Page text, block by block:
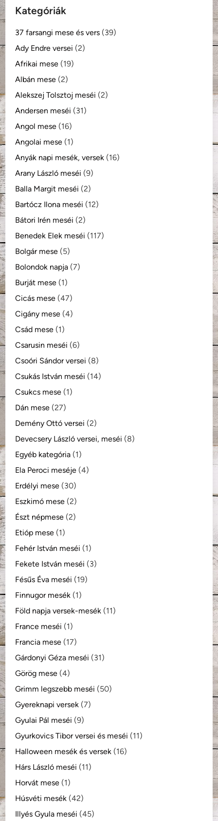
Kategóriák
37 farsangi mese és vers (39)
Ady Endre versei (2)
Afrikai mese (19)
Albán mese (2)
Alekszej Tolsztoj meséi (2)
Andersen meséi (31)
Angol mese (16)
Angolai mese (1)
Anyák napi mesék, versek (16)
Arany László meséi (9)
Balla Margit meséi (2)
Bartócz Ilona meséi (12)
Bátori Irén meséi (2)
Benedek Elek meséi (117)
Bolgár mese (5)
Bolondok napja (7)
Burját mese (1)
Cicás mese (47)
Cigány mese (4)
Csád mese (1)
Csarusin meséi (6)
Csoóri Sándor versei (8)
Csukás István meséi (14)
Csukcs mese (1)
Dán mese (27)
Demény Ottó versei (2)
Devecsery László versei, meséi (8)
Egyéb kategória (1)
Ela Peroci meséje (4)
Erdélyi mese (30)
Eszkimó mese (2)
Észt népmese (2)
Etióp mese (1)
Fehér István meséi (1)
Fekete István meséi (3)
Fésűs Éva meséi (19)
Finnugor mesék (1)
Föld napja versek-mesék (11)
France meséi (1)
Francia mese (17)
Gárdonyi Géza meséi (31)
Görög mese (4)
Grimm legszebb meséi (50)
Gyereknapi versek (7)
Gyulai Pál meséi (9)
Gyurkovics Tibor versei és meséi (11)
Halloween mesék és versek (16)
Hárs László meséi (11)
Horvát mese (1)
Húsvéti mesék (42)
Illyés Gyula meséi (45)